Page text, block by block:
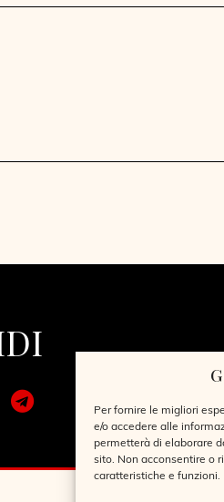
Per fornire le migliori
e/o accedere alle
permetterà di elaborare
sito. Non acconsentire o
caratteristiche e funzioni.